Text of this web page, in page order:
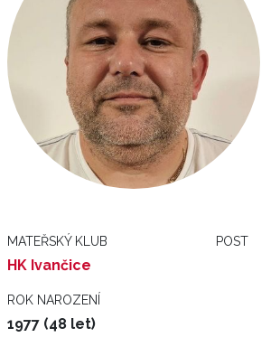
MATEŘSKÝ KLUB
HK Ivančice
POST
ROK NAROZENÍ
1977 (48 let)